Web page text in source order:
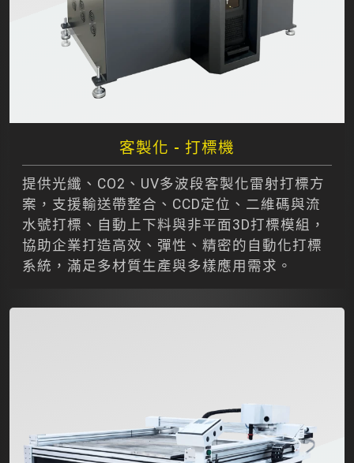
客製化 - 打標機
提供光纖、CO2、UV多波段客製化雷射打標方
案，支援輸送帶整合、CCD定位、二維碼與流
水號打標、自動上下料與非平面3D打標模組，
協助企業打造高效、彈性、精密的自動化打標
系統，滿足多材質生產與多樣應用需求。